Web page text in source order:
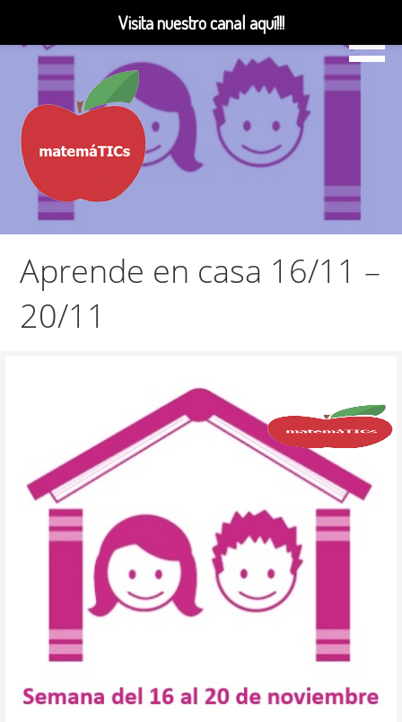
contenido
MatemáTICs
Matemáticas, Educación, YouTube Videos
Aprende en casa 16/11 –
20/11
Visita nuestro canal aquí!!!